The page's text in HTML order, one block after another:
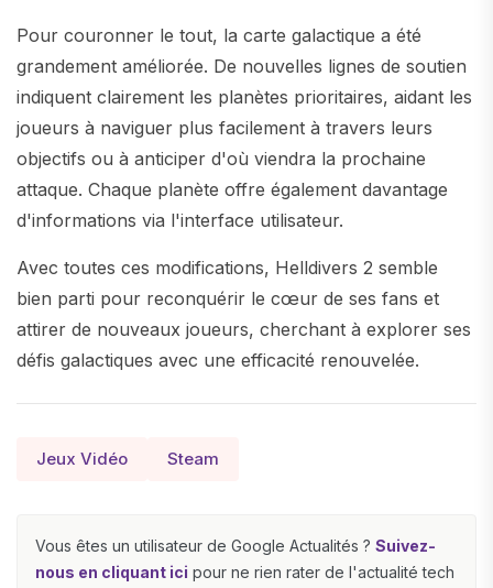
Pour couronner le tout, la carte galactique a été
grandement améliorée. De nouvelles lignes de soutien
indiquent clairement les planètes prioritaires, aidant les
joueurs à naviguer plus facilement à travers leurs
objectifs ou à anticiper d'où viendra la prochaine
attaque. Chaque planète offre également davantage
d'informations via l'interface utilisateur.
Avec toutes ces modifications, Helldivers 2 semble
bien parti pour reconquérir le cœur de ses fans et
attirer de nouveaux joueurs, cherchant à explorer ses
défis galactiques avec une efficacité renouvelée.
Jeux Vidéo Steam
Vous êtes un utilisateur de Google Actualités ? Suivez-
nous en cliquant ici pour ne rien rater de l'actualité tech